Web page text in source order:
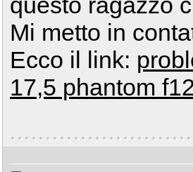
Mi metto in
Ecco il link:
17,5 phantom